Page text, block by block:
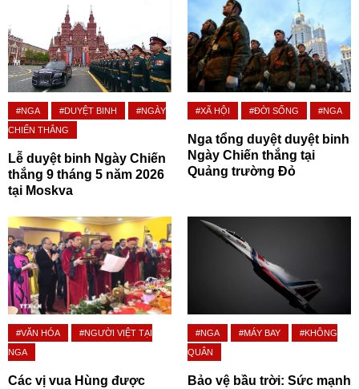
#NGA #DUYỆT BINH
#NGÀY
CHIẾN THẮNG
Lễ duyệt binh Ngày Chiến
thắng 9 tháng 5 năm 2026
tại Moskva
#XÃ HỘI #ĐỜI SỐNG #NGA
Nga tổng duyệt duyệt binh
Ngày Chiến thắng tại
Quảng trường Đỏ
#VĂN HÓA
#NGƯỜI VIỆT TẠI
NGA
Các vị vua Hùng được
#NGA #MÁY BAY
#KHÔNG
QUÂN
Bảo vệ bầu trời: Sức mạnh